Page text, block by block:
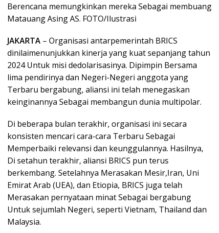
Berencana memungkinkan mereka Sebagai membuang
Matauang Asing AS. FOTO/Ilustrasi
JAKARTA – Organisasi antarpemerintah BRICS
dinilaimenunjukkan kinerja yang kuat sepanjang tahun
2024 Untuk misi dedolarisasinya. Dipimpin Bersama
lima pendirinya dan Negeri-Negeri anggota yang
Terbaru bergabung, aliansi ini telah menegaskan
keinginannya Sebagai membangun dunia multipolar.
Di beberapa bulan terakhir, organisasi ini secara
konsisten mencari cara-cara Terbaru Sebagai
Memperbaiki relevansi dan keunggulannya. Hasilnya,
Di setahun terakhir, aliansi BRICS pun terus
berkembang. Setelahnya Merasakan Mesir,Iran, Uni
Emirat Arab (UEA), dan Etiopia, BRICS juga telah
Merasakan pernyataan minat Sebagai bergabung
Untuk sejumlah Negeri, seperti Vietnam, Thailand dan
Malaysia.